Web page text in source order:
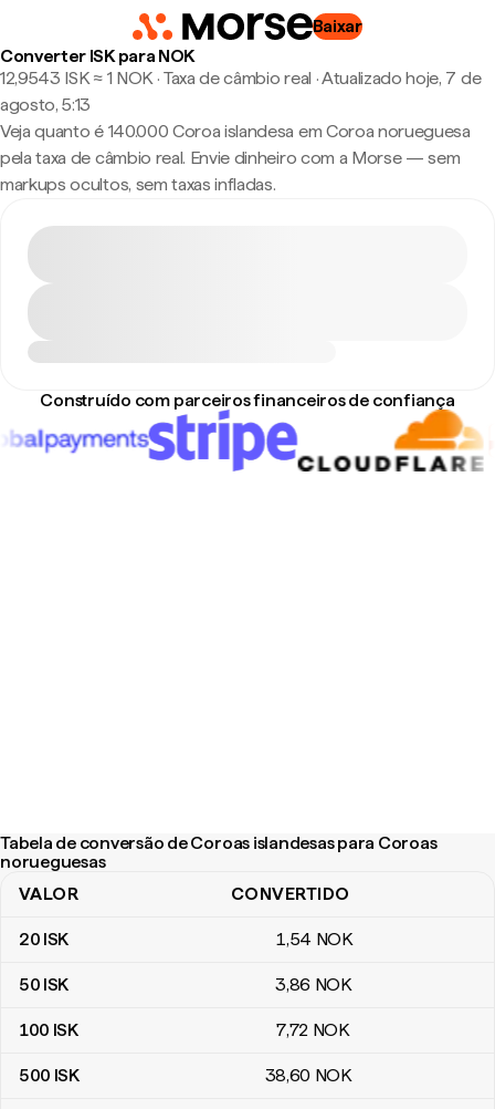
Baixar
Converter ISK para NOK
12,9543 ISK ≈ 1 NOK · Taxa de câmbio real ·Atualizado hoje, 7 de
agosto, 5:13
Veja quanto é 140.000 Coroa islandesa em Coroa norueguesa
pela taxa de câmbio real. Envie dinheiro com a Morse — sem
markups ocultos, sem taxas infladas.
Construído com parceiros financeiros de confiança
Tabela de conversão de Coroas islandesas para Coroas
norueguesas
Tabela de conversão de Coroas islandesas para Coroas
VALOR CONVERTIDO
20 ISK 1,54 NOK
50 ISK 3,86 NOK
100 ISK 7,72 NOK
500 ISK 38,60 NOK